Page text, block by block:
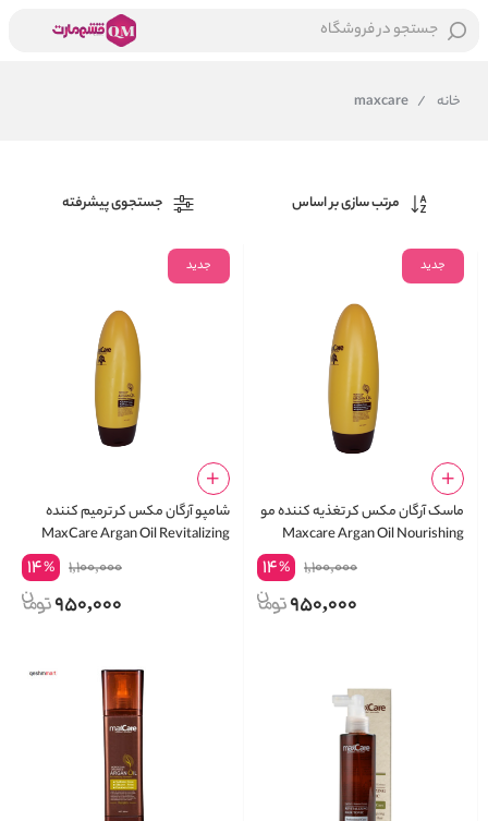
جستجو در فروشگاه
خانه /
maxcare
مرتب سازی بر اساس جستجوی پیشرفته
جدید
ماسک آرگان مکس کر تغذیه کننده مو
Maxcare Argan Oil Nourishing
1,100,000
14%
950,000
جدید
شامپو آرگان مکس کر ترمیم کننده
MaxCare Argan Oil Revitalizing
1,100,000
14%
950,000